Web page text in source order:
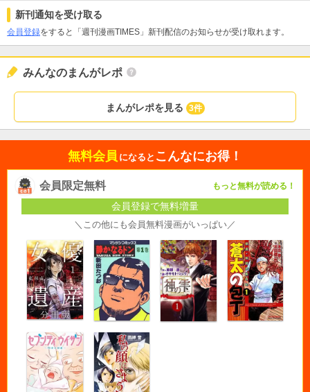
新刊通知を受け取る
会員登録をすると「週刊漫画TIMES」新刊配信のお知らせが受け取れます。
みんなのまんがレポ
まんがレポを見る 3件
無料会員 になると こんなにお得！
会員限定無料 もっと無料が読める！
会員登録で無料増量
＼この他にも会員無料漫画がいっぱい／